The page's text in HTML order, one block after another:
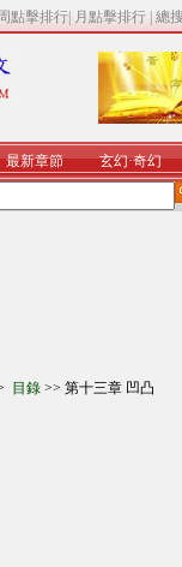
點擊排行 月點擊排行 總
最新章節 玄幻·奇幻
目錄 >> 第十三章 凹凸